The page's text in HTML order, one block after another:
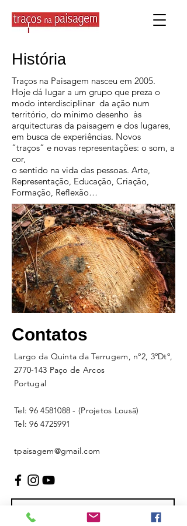
História
Traços na Paisagem nasceu em 2005.
Hoje dá lugar a um grupo que preza o
modo interdisciplinar da ação num
território, do mínimo desenho às
arquitecturas da paisagem e dos lugares,
em busca de experiências. Novos
“traços” e novas representações: o som, a
cor,
o sentido na vida das pessoas. Arte,
Representação, Educação, Criação,
Formação, Reflexão…
Contatos
Largo da Quinta da Terrugem, nº2, 3ºDtº,
2770-143 Paço de Arcos
​Portugal
Tel:96 4581088 - (Projetos Lousã)
Tel:96 4725991
tpaisagem@gmail.com